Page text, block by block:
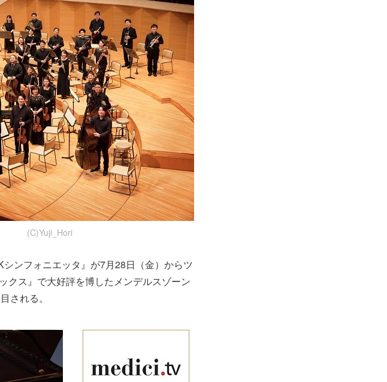
(C)Yuji_Hori
ンフォニエッタ』が7月28日（金）からツ
クス』で大好評を博したメンデルスゾーン
される。